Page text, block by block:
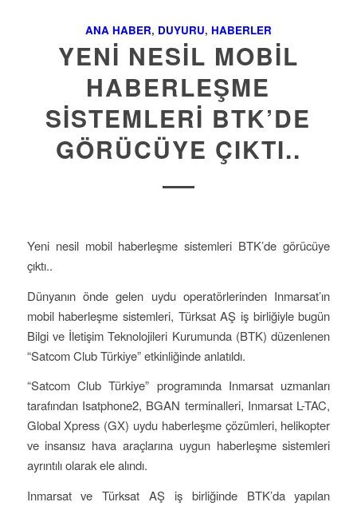
ANA HABER, DUYURU, HABERLER
YENI NESIL MOBIL
HABERLEŞME
SISTEMLERI BTK’DE
GÖRÜCÜYE ÇIKTI..
Yeni nesil mobil haberleşme sistemleri BTK’de görücüye
çıktı..
Dünyanın önde gelen uydu operatörlerinden Inmarsat’ın
mobil haberleşme sistemleri, Türksat AŞ iş birliğiyle bugün
Bilgi ve İletişim Teknolojileri Kurumunda (BTK) düzenlenen
“Satcom Club Türkiye” etkinliğinde anlatıldı.
“Satcom Club Türkiye” programında Inmarsat uzmanları
tarafından Isatphone2, BGAN terminalleri, Inmarsat L-TAC,
Global Xpress (GX) uydu haberleşme çözümleri, helikopter
ve insansız hava araçlarına uygun haberleşme sistemleri
ayrıntılı olarak ele alındı.
Inmarsat ve Türksat AŞ iş birliğinde BTK’da yapılan